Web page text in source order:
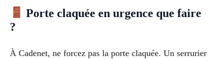
Porte claquée en urgence que faire
?
À Cadenet, ne forcez pas la porte claquée. Un serrurier